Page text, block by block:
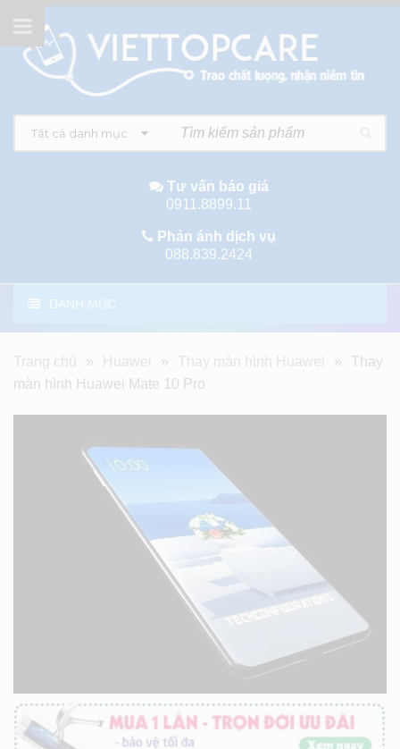
Tất cả danh mục
Tư vấn báo giá
0911.8899.11
Phản ánh dịch vụ
088.839.2424
DANH MỤC
Trang chủ » Huawei » Thay màn hình Huawei »
Thay
màn hình Huawei Mate 10 Pro